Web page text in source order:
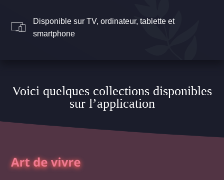
Disponible sur TV, ordinateur, tablette et
smartphone
Voici quelques collections disponibles
sur l’application